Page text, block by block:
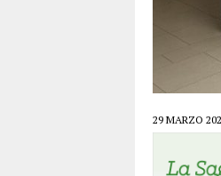
29 MARZO